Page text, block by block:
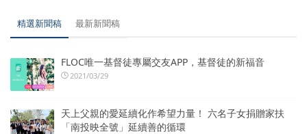
精選新聞稿 最新新聞稿
FLOC唯一基督徒專屬交友APP，基督徒的新福音
2021/03/29
天上父親的愛延續化作希望力量！ 六名子女捐贈家扶
「南投映全號」延續善的循環